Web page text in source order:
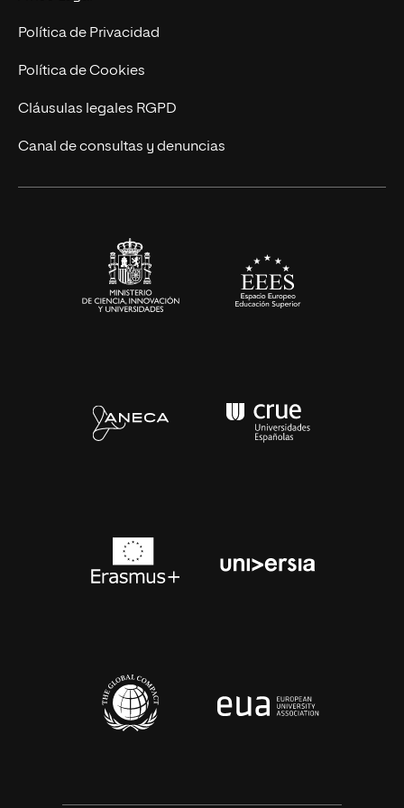
Postgrados
Cursos Universitarios
Trabaja en UNIR
Actualidad
UNIR Revista
Eventos
Política de Privacidad
Política de Cookies
Cláusulas legales RGPD
Canal de consultas y denuncias